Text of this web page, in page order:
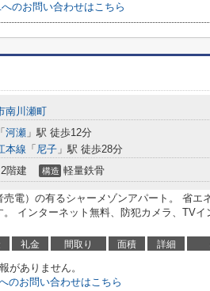
のお問い合わせはこちら
南川瀬町
「 河瀬 」駅 徒歩12分
本線 「 尼子 」駅 徒歩28分
2階建 構造 軽量鉄骨
電）の有るシャーメゾンアパート。 省エ
。 インターネット無料、防犯カメラ、TVイ
礼金 間取り 面積 詳細
がありません。
のお問い合わせはこちら